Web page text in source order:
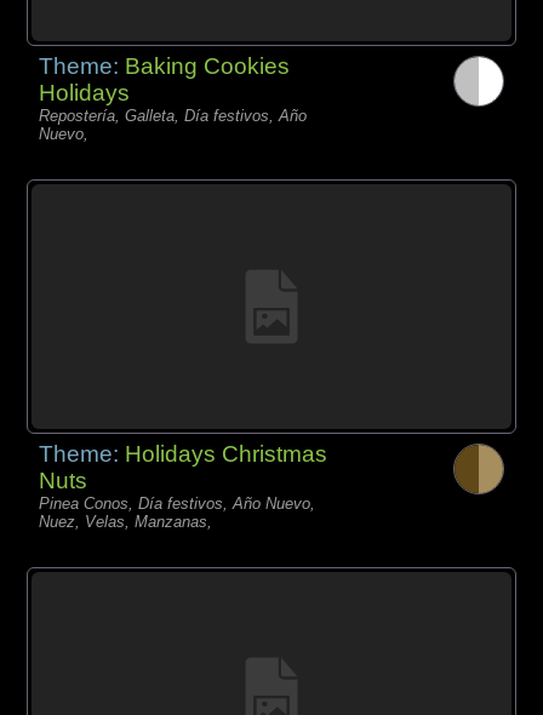
Theme: Baking Cookies
Holidays
Repostería, Galleta, Día festivos, Año
Nuevo,
Theme: Holidays Christmas
Nuts
Pinea Conos, Día festivos, Año Nuevo,
Nuez, Velas, Manzanas,